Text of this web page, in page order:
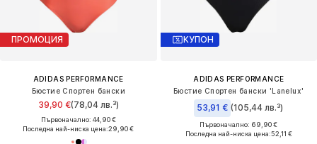
ПРОМОЦИЯ
ADIDAS PERFORMANCE
Бюстие Спортен бански
39,90 €(78,04 лв.³)
Първоначално: 44,90 €
Последна най-ниска цена:29,90 €
КУПОН
ADIDAS PERFORMANCE
Бюстие Спортен бански 'Lanelux'
53,91 € (105,44 лв.³)
Първоначално: 69,90 €
Последна най-ниска цена:52,11 €